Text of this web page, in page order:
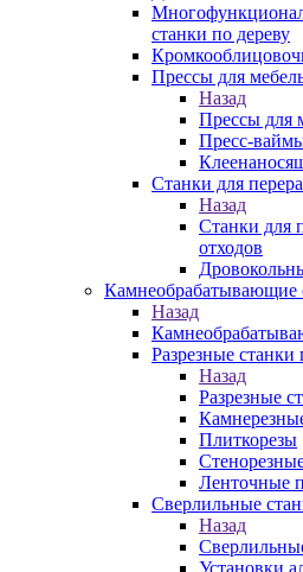
станки по дереву
Прессы для
Назад
Прессы для
Пресс-
Станки для
Назад
Станки для
отходов
Камнеобрабатывающие
Назад
Разрезные
Назад
Разрезные
Плиткорезы
Ленточные
Сверлильные
Назад
Установки